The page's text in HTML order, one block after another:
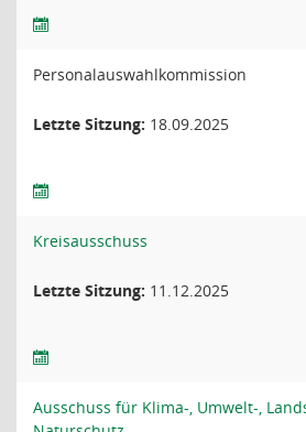
Personalauswahlkommission
Letzte Sitzung: 18.09.2025
Kreisausschuss
Letzte Sitzung: 11.12.2025
Ausschuss für Klima-, Umwelt-,